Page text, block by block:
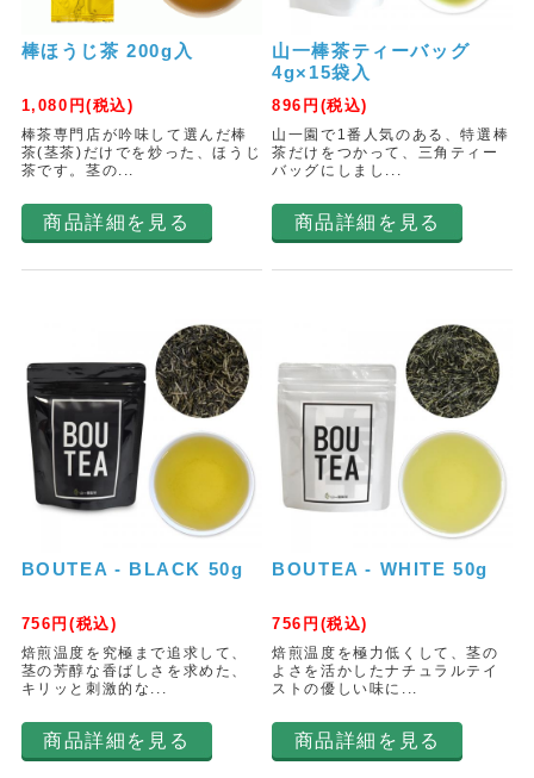
棒ほうじ茶 200g入
1,080 円(税込)
棒茶専門店が吟味して選んだ棒
茶(茎茶)だけでを炒った、ほうじ
茶です。茎の...
商品詳細を見る
山一棒茶ティーバッグ
4g×15袋入
896 円(税込)
山一園で1番人気のある、特選棒
茶だけをつかって、三角ティー
バッグにしまし...
商品詳細を見る
BOUTEA - BLACK 50g
756円(税込)
焙煎温度を究極まで追求して、
茎の芳醇な香ばしさを求めた、
キリッと刺激的な...
商品詳細を見る
BOUTEA - WHITE 50g
756 円(税込)
焙煎温度を極力低くして、茎の
よさを活かしたナチュラルテイ
ストの優しい味に...
商品詳細を見る